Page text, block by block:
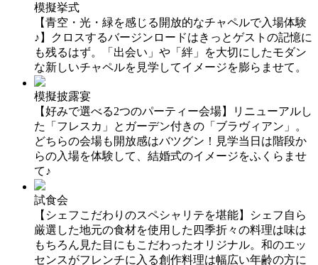
模擬挙式
【青空・光・緑を感じる開放的なチャペルで入場体験
♪】クロスするバージンロードはきっとゲストの記憶に
も残るはず。「出会い」や「絆」を大切にしたモダン
な新しいチャペルを見学してイメージを膨らませて。
模擬披露宴
【好みで選べる2つのパーティー会場】リニューアルし
た「フレスカ」とガーデン付きの「ブラヴィアン」。
どちらの会場も開放感はバツグン！見学当日は階段か
らの入場を体験して、結婚式のイメージをふくらませ
て♪
試食会
【シェフこだわりのスペシャリテを堪能】シェフ自ら
厳選した地元の食材を使用した四季折々の料理は味は
もちろん見た目にもこだわったオリジナル。和のエッ
センスがフレンチに入る創作料理は幅広い年齢の方に